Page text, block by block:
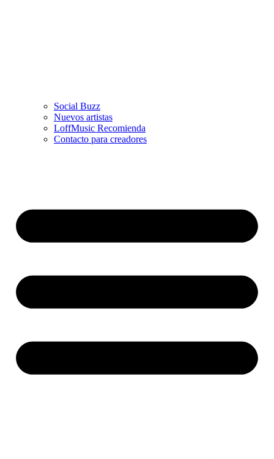
Social Buzz
Nuevos artistas
LoffMusic Recomienda
Contacto para creadores